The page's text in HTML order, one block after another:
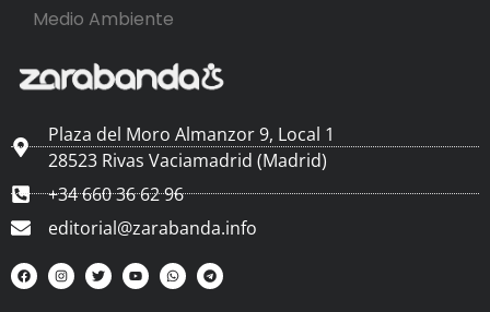
Medio Ambiente
Plaza del Moro Almanzor 9, Local 1
28523 Rivas Vaciamadrid (Madrid)
+34 660 36 62 96
editorial@zarabanda.info